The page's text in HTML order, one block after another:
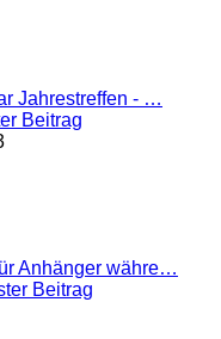
Jahrestreffen - …
Beitrag
Anhänger währe…
Beitrag